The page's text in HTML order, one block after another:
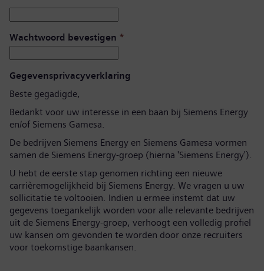
Wachtwoord bevestigen *
Gegevensprivacyverklaring
Beste gegadigde,
Bedankt voor uw interesse in een baan bij Siemens Energy
en/of Siemens Gamesa.
De bedrijven Siemens Energy en Siemens Gamesa vormen
samen de Siemens Energy-groep (hierna 'Siemens Energy').
U hebt de eerste stap genomen richting een nieuwe
carrièremogelijkheid bij Siemens Energy. We vragen u uw
sollicitatie te voltooien. Indien u ermee instemt dat uw
gegevens toegankelijk worden voor alle relevante bedrijven
uit de Siemens Energy-groep, verhoogt een volledig profiel
uw kansen om gevonden te worden door onze recruiters
voor toekomstige baankansen.